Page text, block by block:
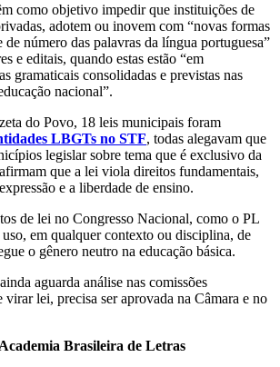
como objetivo impedir que instituições de
adotem ou inovem com “novas formas
de número das palavras da língua portuguesa”
e editais, quando estas estão “em
gramaticais consolidadas e previstas nas
nacional”.
do Povo, 18 leis municipais foram
LBGTs no STF, todas alegavam que
legislar sobre tema que é exclusivo da
que a lei viola direitos fundamentais,
e a liberdade de ensino.
de lei no Congresso Nacional, como o PL
em qualquer contexto ou disciplina, de
o gênero neutro na educação básica.
aguarda análise nas comissões
virar lei, precisa ser aprovada na Câmara e no
Brasileira de Letras